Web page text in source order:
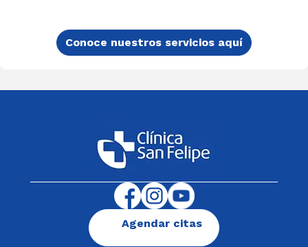
Conoce nuestros servicios aquí
Agendar citas